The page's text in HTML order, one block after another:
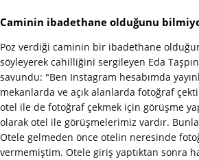
Caminin ibadethane olduğunu
Poz verdiği caminin bir ibadethane
söyleyerek cahilliğini sergileyen Eda
savundu: "Ben Instagram hesabımda
mekanlarda ve açık alanlarda fotoğraf
otel ile de fotoğraf çekmek için görüşme
olarak otel ile görüşmelerimiz vardır.
Otele gelmeden önce otelin neresinde
vermemiştim. Otele giriş yaptıktan sonra